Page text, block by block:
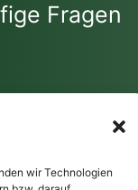
wir Technologien
Fragen